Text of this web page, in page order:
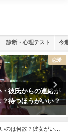
診断・心理テスト 今
恋愛
・彼氏からの連絡が
？待つほうがいい？
のは何故？彼女がいる